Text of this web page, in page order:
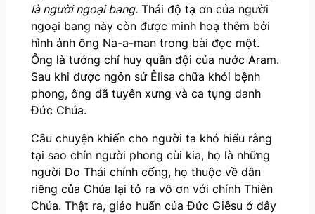
là người ngoại bang.Thái độ tạ ơn của người
ngoại bang này còn được minh hoạ thêm bởi
hình ảnh ông Na-a-man trong bài đọc một.
Ông là tướng chỉ huy quân đội của nước Aram.
Sau khi được ngôn sứ Êlisa chữa khỏi bệnh
phong, ông đã tuyên xưng và ca tụng danh
Đức Chúa.
Câu chuyện khiến cho người ta khó hiểu rằng
tại sao chín người phong cùi kia, họ là những
người Do Thái chính cống, họ thuộc về dân
riêng của Chúa lại tỏ ra vô ơn với chính Thiên
Chúa. Thật ra, giáo huấn của Đức Giêsu ở đây